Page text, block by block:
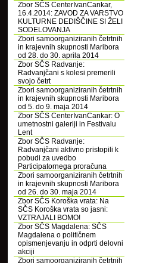
Zbor SČS CenterIvanCankar,
16.4.2014: ZAVOD ZA VARSTVO
KULTURNE DEDIŠČINE SI ŽELI
SODELOVANJA
Zbori samoorganiziranih četrtnih
in krajevnih skupnosti Maribora
od 28. do 30. aprila 2014
Zbor SČS Radvanje:
Radvanjčani s kolesi premerili
svojo četrt
Zbori samoorganiziranih četrtnih
in krajevnih skupnosti Maribora
od 5. do 9. maja 2014
Zbor SČS CenterIvanCankar: O
umetnostni galeriji in Festivalu
Lent
Zbor SČS Radvanje:
Radvanjčani aktivno pristopili k
pobudi za uvedbo
Participatornega proračuna
Zbori samoorganiziranih četrtnih
in krajevnih skupnosti Maribora
od 26. do 30. maja 2014
Zbor SČS Koroška vrata: Na
SČS Koroška vrata so jasni:
VZTRAJALI BOMO!
Zbor SČS Magdalena: SČS
Magdalena o političnem
opismenjevanju in odprti delovni
akciji
Zbori samoorganiziranih četrtnih